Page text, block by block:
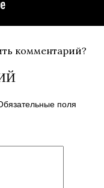
комментарий?
поля